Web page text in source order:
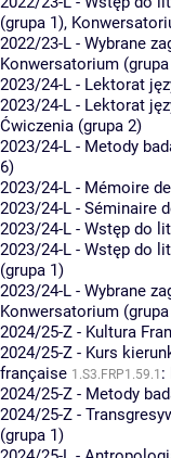
(grupa 1),
2022/23-L - Wybrane
Konwersatorium
2023/24-L - Lektorat
2023/24-L - Lektorat
Ćwiczenia (grupa 2)
2023/24-L - Metody
6)
2023/24-L - Mémoire
2023/24-L - Séminaire
2023/24-L - Wstęp do
2023/24-L - Wstęp do
(grupa 1)
2023/24-L - Wybrane
Konwersatorium
2024/25-Z - Kultura
2024/25-Z - Kurs
française 1.S3.FRP1.59.1 :
2024/25-Z - Metody
2024/25-Z -
(grupa 1)